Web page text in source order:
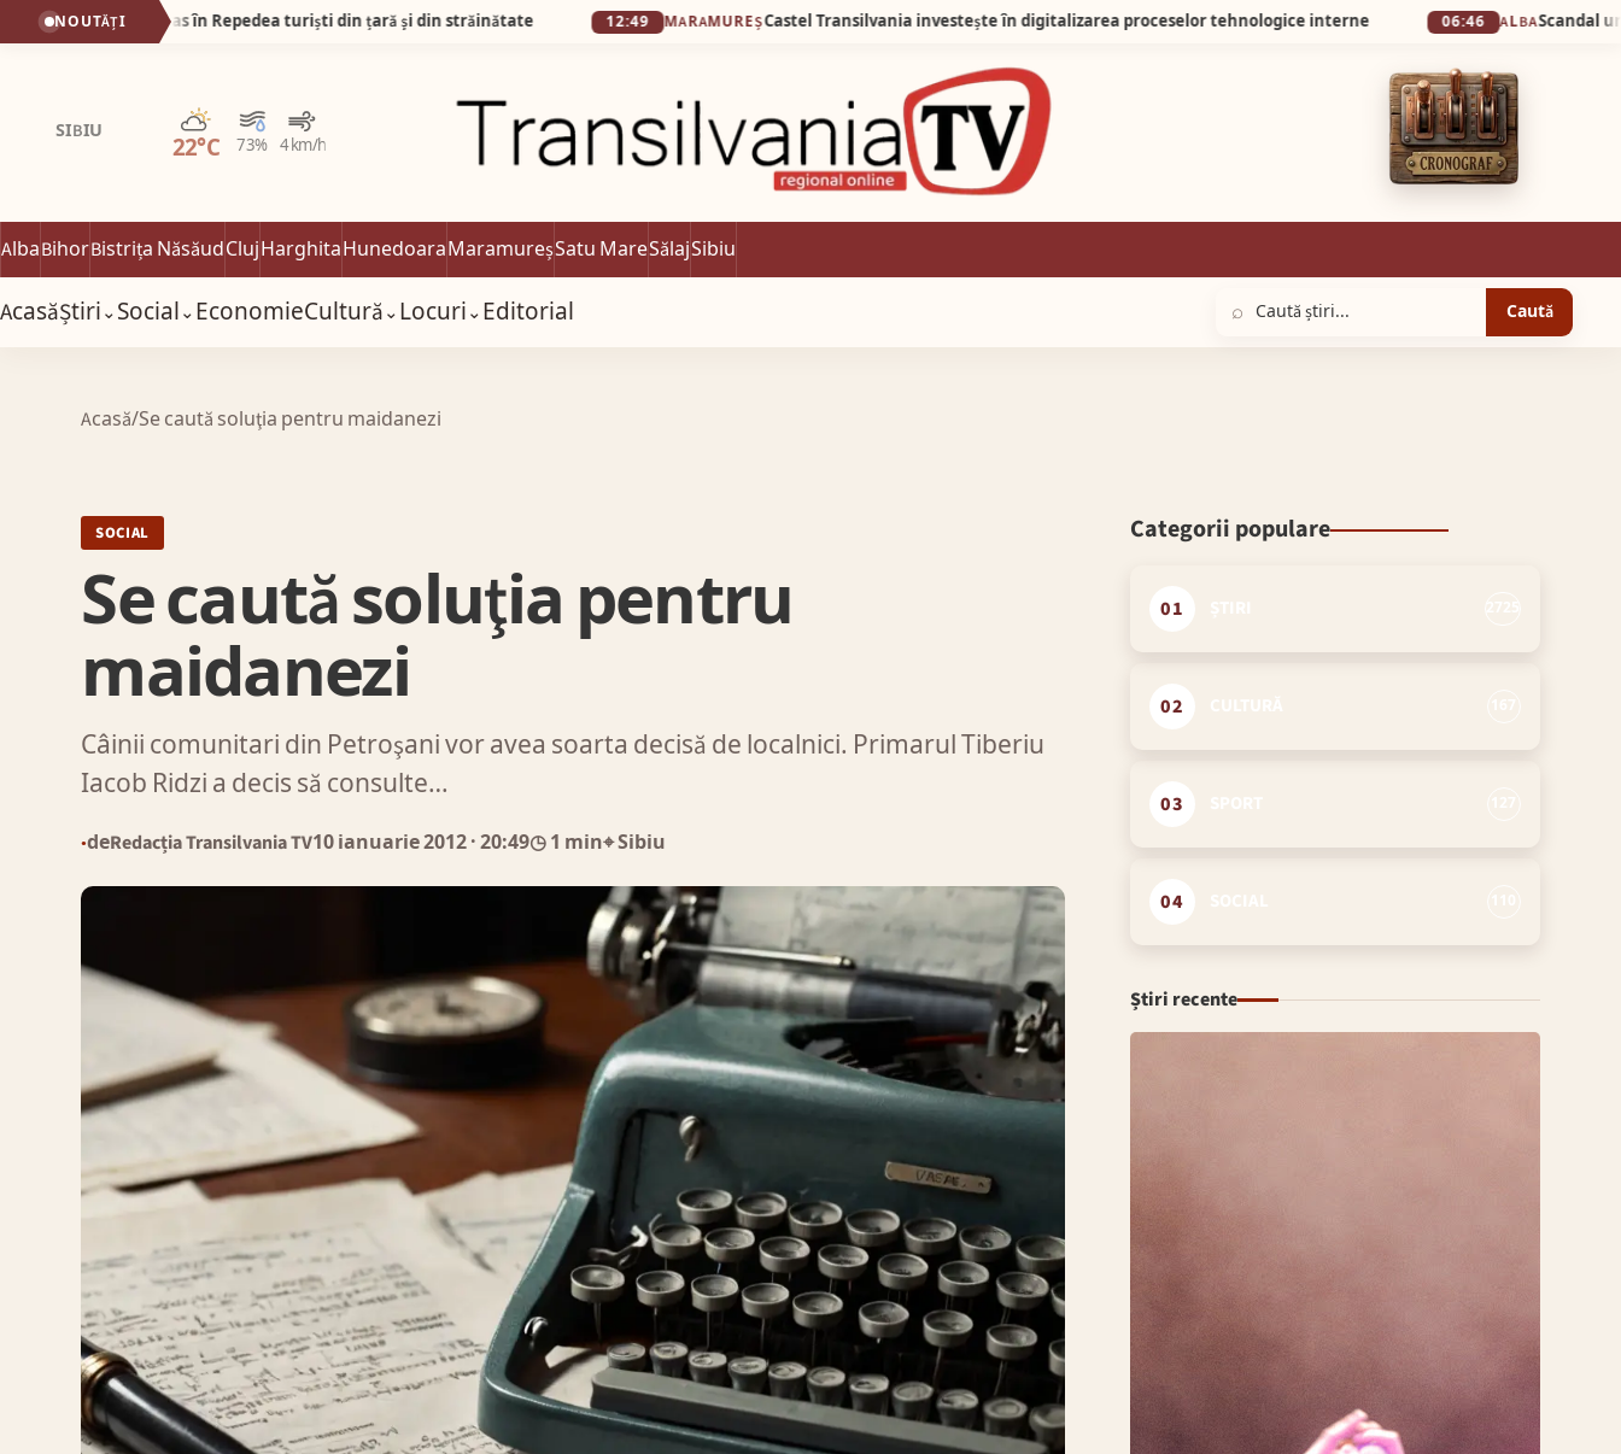
NOUTĂȚI
a atras în Repedea turiști din țară și din străinătate 12:49 MARAMUREȘCastel Transilvania investește în digitalizarea proceselor tehnologice interne 06:46 ALBA
SIBIU
22°C 73% 4 km/h
Parțial noros
AlbaBihorBistrița NăsăudClujHarghitaHunedoaraMaramureșSatu MareSălajSibiu
AcasăȘtiri⌄Social⌄EconomieCultură⌄Locuri⌄Editorial ⌕ Caută
Acasă/Se caută soluţia pentru maidanezi
SOCIAL
Se caută soluţia pentru
maidanezi
Câinii comunitari din Petroşani vor avea soarta decisă de localnici. Primarul Tiberiu
Iacob Ridzi a decis să consulte…
●deRedacția Transilvania TV10 ianuarie 2012· 20:49◷ 1 min⌖ Sibiu
Categorii populare
01
02
03
04
Știri recente